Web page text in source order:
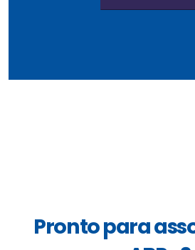
Pronto para